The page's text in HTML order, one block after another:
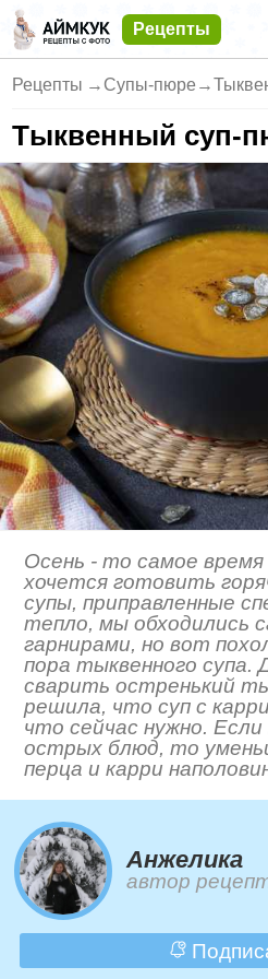
Рецепты
Рецепты → Супы-пюре →
Тыквенный суп-
Осень - то самое время
хочется готовить
супы, приправленные
тепло, мы обходились
гарнирами, но вот
пора тыквенного супа.
сварить остренький
решила, что суп с
что сейчас нужно.
острых блюд, то
перца и карри
Анжелика
автор